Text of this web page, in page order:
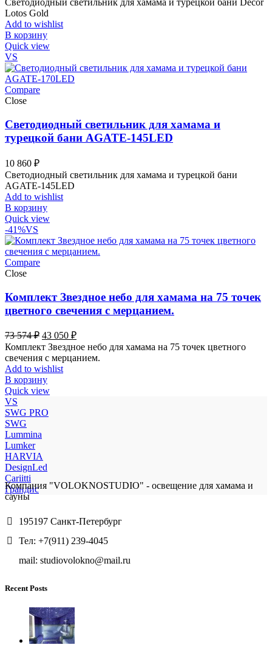
Светодиодный светильник для хамама и турецкой бани Decor
Lotos Gold
Add to wishlist
В корзину
Quick view
VS
Compare
Close
Светодиодный светильник для хамама и
турецкой бани AGATE-145LED
10 860 ₽
Светодиодный светильник для хамама и турецкой бани
AGATE-145LED
Add to wishlist
В корзину
Quick view
-41%VS
Compare
Close
Комплект Звездное небо для хамама на 75 точек
цветного свечения с мерцанием.
73 574₽ Первоначальная
цена
составляла
73
574 ₽.
43 050 ₽Текущая
цена:
43
Комплект Звездное небо для хамама на 75 точек цветного
свечения с мерцанием.
Add to wishlist
В корзину
Quick view
VS
SWG PRO
SWG
Lummina
Lumker
HARVIA
DesignLed
Cariitti
Грандис
Компания "VOLOKNOSTUDIO" - освещение для хамама и
сауны
195197 Санкт-Петербург
Тел: +7(911) 239-4045
mail: studiovolokno@mail.ru
Recent Posts